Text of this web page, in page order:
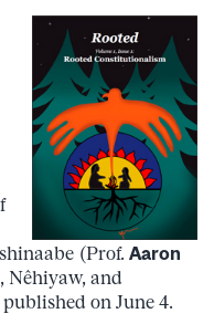
(Prof. Aaron
Nêhiyaw, and
published on June 4.